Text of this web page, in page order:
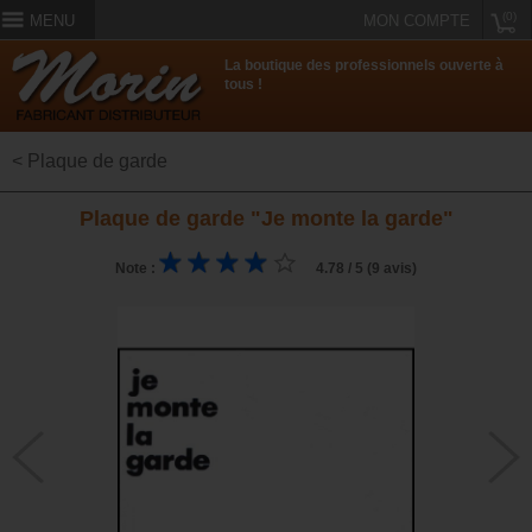
MENU MON COMPTE
La boutique des professionnels ouverte à
tous !
< Plaque de garde
Plaque de garde "Je monte la garde"
Note : 4.78 / 5 (9 avis)